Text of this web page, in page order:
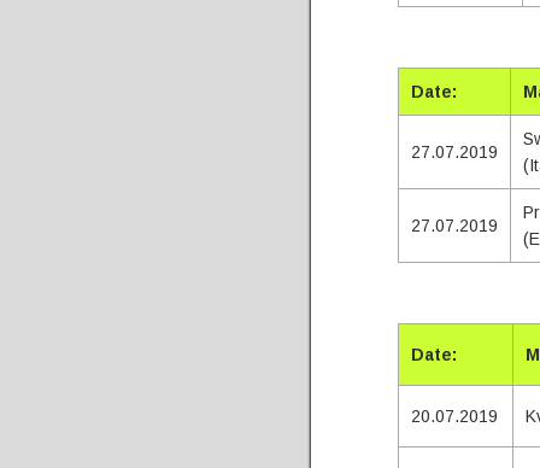
Date:
27.07.2019
27.07.2019
Date:
20.07.2019